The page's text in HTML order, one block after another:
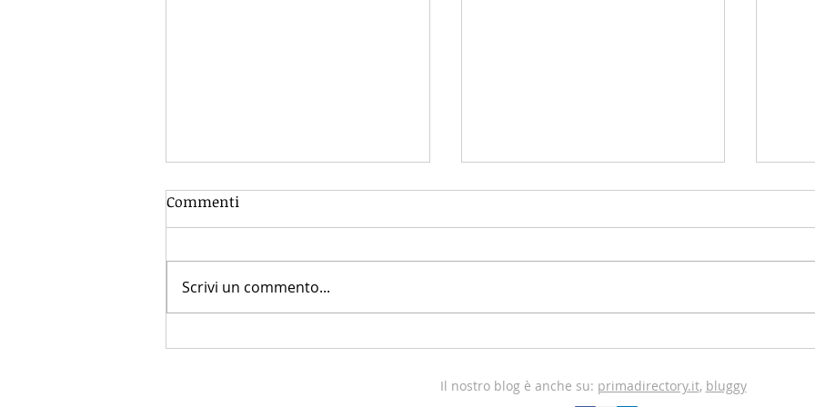
casa. Quiz!
Commenti
Scrivi un commento...
Il nostro blog è anche su: primadirectory.it, bluggy